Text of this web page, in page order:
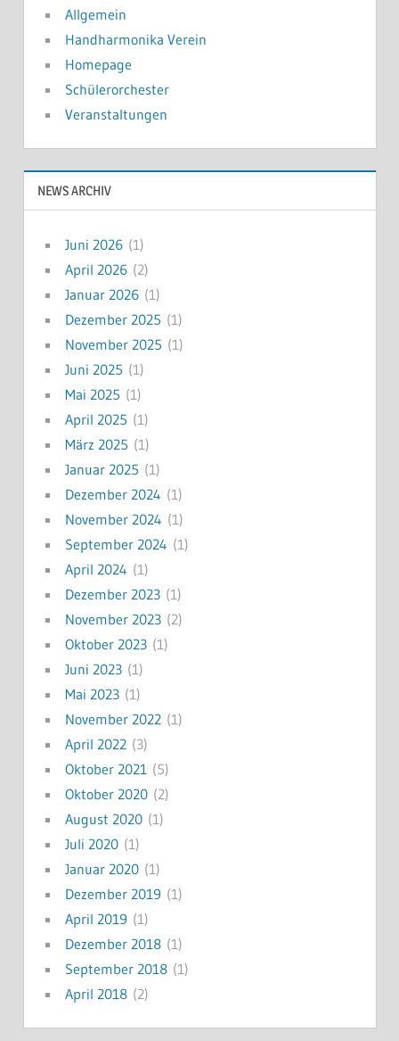
Allgemein
Handharmonika Verein
Homepage
Schülerorchester
Veranstaltungen
NEWS ARCHIV
Juni 2026(1)
April 2026(2)
Januar 2026(1)
Dezember 2025 (1)
November 2025 (1)
Juni 2025 (1)
Mai 2025 (1)
April 2025 (1)
März 2025 (1)
Januar 2025 (1)
Dezember 2024 (1)
November 2024 (1)
September 2024 (1)
April 2024 (1)
Dezember 2023(1)
November 2023(2)
Oktober 2023(1)
Juni 2023(1)
Mai 2023(1)
November 2022(1)
April 2022(3)
Oktober 2021 (5)
Oktober 2020(2)
August 2020(1)
Juli 2020(1)
Januar 2020(1)
Dezember 2019 (1)
April 2019 (1)
Dezember 2018(1)
September 2018(1)
April 2018(2)